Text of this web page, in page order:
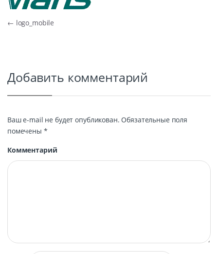
Навигация по записям
← logo_mobile
Добавить комментарий
Ваш e-mail не будет опубликован. Обязательные поля
помечены *
Комментарий